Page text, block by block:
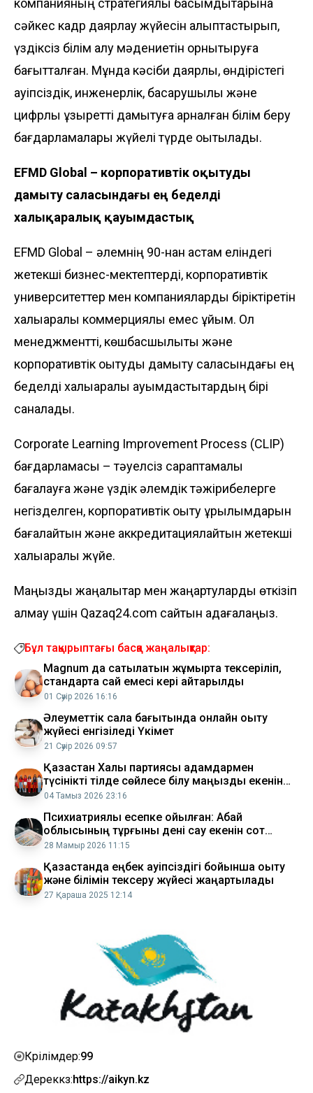
компанияның стратегиялық басымдықтарына
сәйкес кадр даярлау жүйесін қалыптастырып,
үздіксіз білім алу мәдениетін орнықтыруға
бағытталған. Мұнда кәсіби даярлық, өндірістегі
қауіпсіздік, инженерлік, басқарушылық және
цифрлық құзыретті дамытуға арналған білім беру
бағдарламалары жүйелі түрде оқытылады.
EFMD Global – корпоративтік оқытуды
дамыту саласындағы ең беделді
халықаралық қауымдастық
EFMD Global – әлемнің 90-нан астам еліндегі
жетекші бизнес-мектептерді, корпоративтік
университеттер мен компанияларды біріктіретін
халықаралық коммерциялық емес ұйым. Ол
менеджментті, көшбасшылықты және
корпоративтік оқытуды дамыту саласындағы ең
беделді халықаралық қауымдастықтардың бірі
саналады.
Corporate Learning Improvement Process (CLIP)
бағдарламасы – тәуелсіз сараптамалық
бағалауға және үздік әлемдік тәжірибелерге
негізделген, корпоративтік оқыту құрылымдарын
бағалайтын және аккредитациялайтын жетекші
халықаралық жүйе.
Маңызды жаңалықтар мен жаңартуларды өткізіп
алмау үшін Qazaq24.com сайтын қадағалаңыз.
Бұл тақырыптағы басқа жаңалықтар:
Magnum да сатылатын жұмыртқа тексеріліп,
стандартқа сай емесі кері қайтарылды
01 Сәуір 2026 16:16
Әлеуметтік сала бағытында онлайн оқыту
жүйесі енгізіледі Үкімет
21 Сәуір 2026 09:57
Қазақстан Халық партиясы адамдармен
түсінікті тілде сөйлесе білу маңызды екенін
дәлелдеді
04 Тамыз 2026 23:16
Психиатриялық есепке қойылған: Абай
облысының тұрғыны дені сау екенін сот
арқылы дәлелдеді
28 Мамыр 2026 11:15
Қазақстанда еңбек қауіпсіздігі бойынша оқыту
және білімін тексеру жүйесі жаңартылады
27 Қараша 2025 12:14
Көрілімдер:99
Дереккөз:https://aikyn.kz